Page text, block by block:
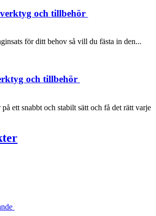
och tillbehör
för ditt behov så vill du fästa in den...
och tillbehör
ett snabbt och stabilt sätt och få det rätt varje